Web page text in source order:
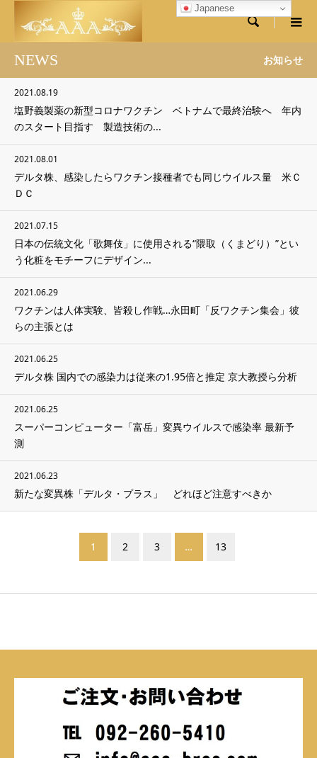

NEWS お知らせ
2021.08.19
塩野義製薬の新型コロナワクチン ベトナムで最終治験へ 年内
のスタート目指す 製造技術の...
2021.08.01
デルタ株、感染したらワクチン接種者でも同じウイルス量 米Ｃ
ＤＣ
2021.07.15
日本の伝統文化「歌舞伎」に使用される“隈取（くまどり）”とい
う化粧をモチーフにデザイン...
2021.06.29
ワクチンは人体実験、皆殺し作戦…永田町「反ワクチン集会」彼
らの主張とは
2021.06.25
デルタ株 国内での感染力は従来の1.95倍と推定 京大教授ら分析
2021.06.25
スーパーコンピューター「富岳」変異ウイルスで感染率 最新予
測
2021.06.23
新たな変異株「デルタ・プラス」 どれほど注意すべきか
1 2 3 … 13
Japanese